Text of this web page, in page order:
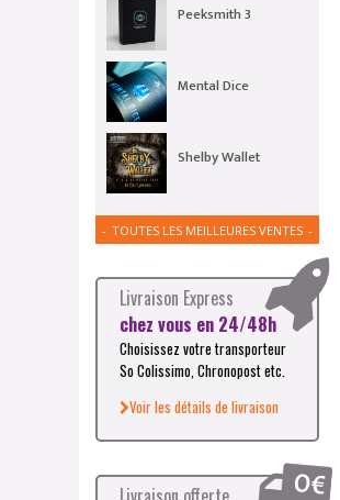
Peeksmith 3
Mental Dice
Shelby Wallet
TOUTES LES MEILLEURES VENTES
Livraison Express
chez vous en 24/48h
Choisissez votre transporteur
So Colissimo, Chronopost etc.
Voir les détails de livraison